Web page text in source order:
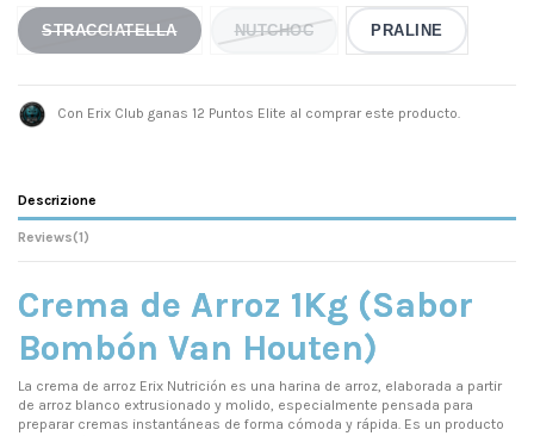
STRACCIATELLA NUTCHOC PRALINE
Con Erix Club ganas 12 Puntos Elite al comprar este producto.
Descrizione
Reviews(1)
Crema de Arroz 1Kg (Sabor
Bombón Van Houten)
La crema de arroz Erix Nutrición es una harina de arroz, elaborada a partir
de arroz blanco extrusionado y molido, especialmente pensada para
preparar cremas instantáneas de forma cómoda y rápida. Es un producto